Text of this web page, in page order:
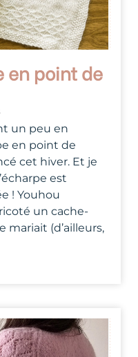
en point de
un peu en
en point de
cet hiver. Et je
est
! Youhou
un cache-
(d’ailleurs,